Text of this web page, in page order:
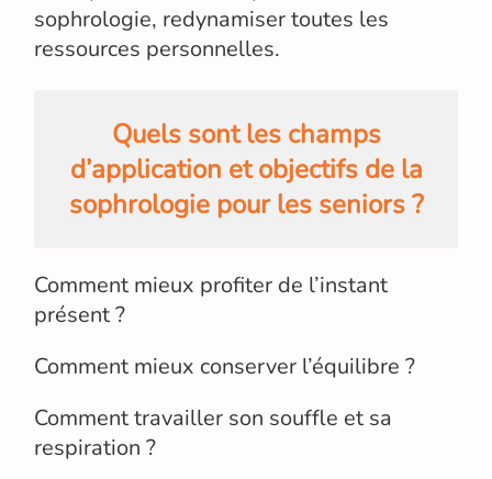
sophrologie, redynamiser toutes les
ressources personnelles.
Quels sont les champs
d’application et objectifs de la
sophrologie pour les seniors ?
Comment mieux profiter de l’instant
présent ?
Comment mieux conserver l’équilibre ?
Comment travailler son souffle et sa
respiration ?